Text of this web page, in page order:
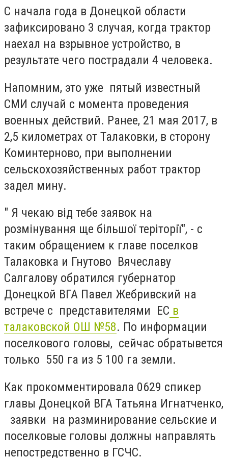
С начала года в Донецкой области
зафиксировано 3 случая, когда трактор
наехал на взрывное устройство, в
результате чего пострадали 4 человека.
Напомним, это уже пятый известный
СМИ случай с момента проведения
военных действий. Ранее, 21 мая 2017, в
2,5 километрах от Талаковки, в сторону
Коминтерново, при выполнении
сельскохозяйственных работ трактор
задел мину.
" Я чекаю від тебе заявок на
розмінування ще більшої теріторії", - c
таким обращением к главе поселков
Талаковка и Гнутово Вячеславу
Салгалову обратился губернатор
Донецкой ВГА Павел Жебривский на
встрече с представителями ЕС в
талаковской ОШ №58. По информации
поселкового головы, сейчас обратывется
только 550 га из 5 100 га земли.
Как прокомментировала 0629 спикер
главы Донецкой ВГА Татьяна Игнатченко,
заявки на разминирование сельские и
поселковые головы должны направлять
непостредственно в ГСЧС.